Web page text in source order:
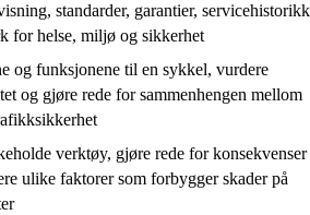
standarder, garantier, servicehistorikk
for helse, miljø og sikkerhet
og funksjonene til en sykkel, vurdere
og gjøre rede forsammenhengen mellom
verktøy, gjøre rede forkonsekvenser
ulike faktorer som forbygger skader på